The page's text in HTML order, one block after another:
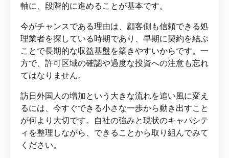
軸に、段階的に進めることが基本です。
今がチャンスである理由は、顧客側も信頼できる処
理業者を探している時期であり、早期に契約を結ぶ
ことで長期的な収益基盤を築きやすいからです。一
方で、許可区域の確認や過度な投資への注意も忘れ
てはなりません。
訪日外国人の増加という大きな流れを追い風に変え
るには、今すぐできる小さな一歩から動き出すこと
が何より大切です。自社の強みと現状のキャパシテ
ィを整理しながら、できることから取り組んでみて
ください。